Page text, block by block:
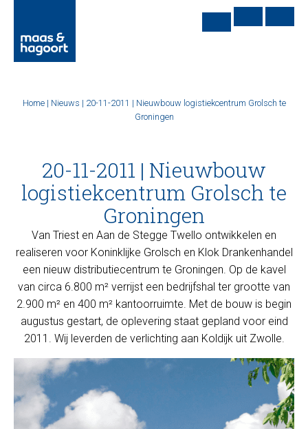
Home| Nieuws | 20-11-2011 | Nieuwbouw logistiekcentrum Grolsch te
Groningen
20-11-2011 | Nieuwbouw
logistiekcentrum Grolsch te
Groningen
Van Triest en Aan de Stegge Twello ontwikkelen en
realiseren voor Koninklijke Grolsch en Klok Drankenhandel
een nieuw distributiecentrum te Groningen. Op de kavel
van circa 6.800 m² verrijst een bedrijfshal ter grootte van
2.900 m² en 400 m² kantoorruimte. Met de bouw is begin
augustus gestart, de oplevering staat gepland voor eind
2011. Wij leverden de verlichting aan Koldijk uit Zwolle.